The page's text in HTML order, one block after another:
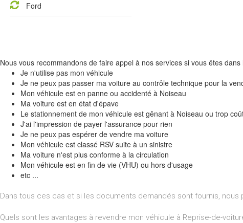
Ford
Nous vous recommandons de faire appel à nos services si vous êtes
Je n'utilise pas mon véhicule
Je ne peux pas passer ma voiture au contrôle technique pour la
Mon véhicule est en panne ou accidenté à Noiseau
Ma voiture est en état d'épave
Le stationnement de mon véhicule est gênant à Noiseau ou trop
J'ai l'impression de payer l'assurance pour rien
Je ne peux pas espérer de vendre ma voiture
Mon véhicule est classé RSV suite à un sinistre
Ma voiture n'est plus conforme à la circulation
Mon véhicule est en fin de vie (VHU) ou hors d'usage
etc ...
Dans tous ces cas et si les documents demandés sont fournis,
Quels sont les avantages à revendre mon véhicule à Reprise-de-